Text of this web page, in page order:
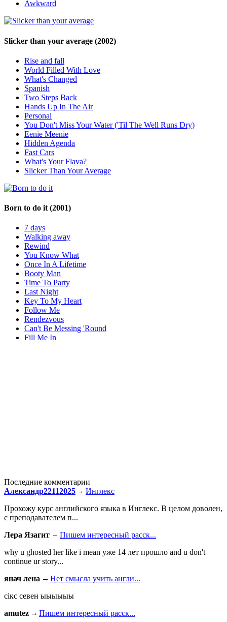
Awkward
Slicker than your average (2002)
Rise and fall
World Filled With Love
What's Changed
Spanish
Two Steps Back
Hands Up In The Air
Personal
You Don't Miss Your Water ('Til The Well Runs Dry)
Eenie Meenie
Hidden Agenda
Fast Cars
What's Your Flava?
Slicker Than Your Average
Born to do it (2001)
7 days
Walking away
Rewind
You Know What
Once In A Lifetime
Booty Man
Time To Party
Last Night
Key To My Heart
Follow Me
Rendezvous
Can't Be Messing 'Round
Fill Me In
Последние комментарии
Александр22112025
Инглекс
Прохожу курс английского языка в Инглекс. В целом доволен,
с преподавателем п...
Лера Язагит
Пишем интересный расск...
why u ghosted her like i mean уже 14 лет прошло and u don't
continue ur story...
янач лена
Нет смысла учить англи...
сiкс севен ыыыыыы
amutez
Пишем интересный расск...